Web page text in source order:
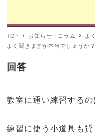
TOP お知らせ・コラム よ
よく聞きますが本当でしょうか
回答
教室に通い練習するの
練習に使う小道具も貸